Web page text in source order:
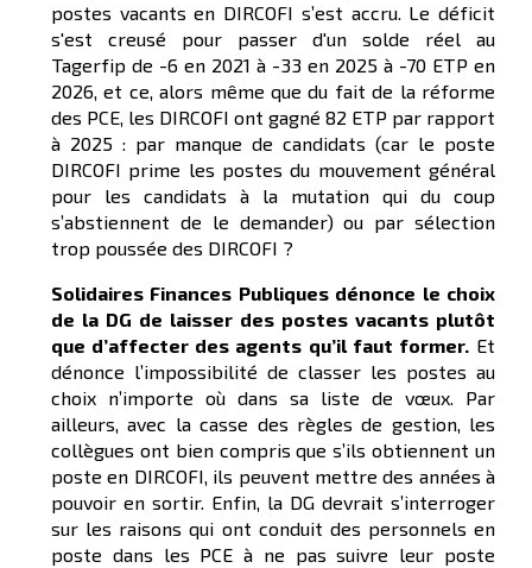
postes vacants en DIRCOFI s’est accru. Le déficit
s'est creusé pour passer d'un solde réel au
Tagerfip de -6 en 2021 à -33 en 2025 à -70 ETP en
2026, et ce, alors même que du fait de la réforme
des PCE, les DIRCOFI ont gagné 82 ETP par rapport
à 2025 : par manque de candidats (car le poste
DIRCOFI prime les postes du mouvement général
pour les candidats à la mutation qui du coup
s’abstiennent de le demander) ou par sélection
trop poussée des DIRCOFI ?
Solidaires Finances Publiques dénonce le choix
de la DG de laisser des postes vacants plutôt
que d’affecter des agents qu’il faut former.Et
dénonce l’impossibilité de classer les postes au
choix n’importe où dans sa liste de vœux. Par
ailleurs, avec la casse des règles de gestion, les
collègues ont bien compris que s’ils obtiennent un
poste en DIRCOFI, ils peuvent mettre des années à
pouvoir en sortir. Enfin, la DG devrait s’interroger
sur les raisons qui ont conduit des personnels en
poste dans les PCE à ne pas suivre leur poste